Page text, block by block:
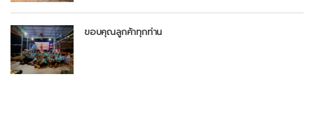
ขอบคุณลูกค้าทุกท่าน